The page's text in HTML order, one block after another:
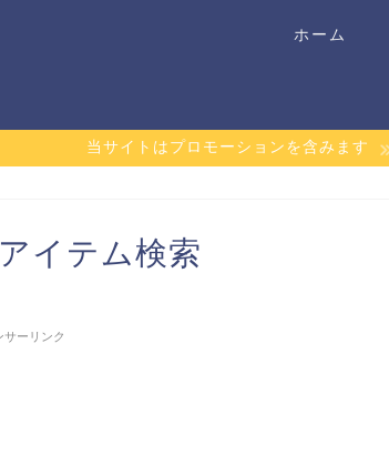
ホーム
当サイトはプロモーションを含みます
イテム検索
サーリンク